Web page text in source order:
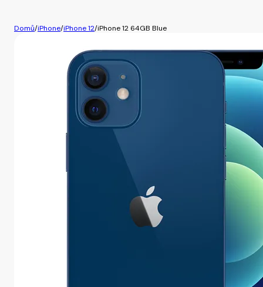
Domů/iPhone/iPhone 12/iPhone 12 64GB Blue